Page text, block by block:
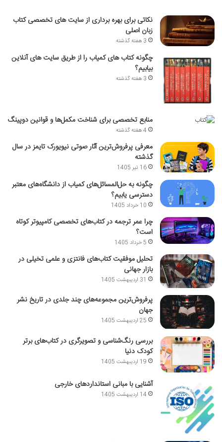
نکاتی برای بهره برداری از سایت های تخصصی کتاب
زبان اصلی
3 هفته گذشته
چگونه کتاب های کمیاب را از طریق سایت های آنلاین
بیابیم؟
3 هفته گذشته
منابع تخصصی برای شناخت مکمل‌ها و قوانین دوپینگ
4 هفته گذشته
معرفی پرفروش‌ترین آثار صوتی نیویورک تایمز در سال
گذشته
16 تیر 1405
چگونه به حل‌المسائل‌های کمیاب از دانشگاه‌های معتبر
دسترسی یابیم؟
10 خرداد 1405
چرا عمر ترجمه در کتاب‌های تخصصی کامپیوتر کوتاه
است؟
5 خرداد 1405
تحلیل موفقیت کتاب‌های فانتزی و علمی تخیلی در
بازار جهانی
31 اردیبهشت 1405
پرفروش‌ترین مجموعه‌های چند جلدی در تاریخ نشر
جهان
25 اردیبهشت 1405
بررسی رنگ‌شناسی و تصویرگری در کتاب‌های برتر
کودک دنیا
19 اردیبهشت 1405
آشنایی با مبانی استانداردهای خارجی
14 اردیبهشت 1405